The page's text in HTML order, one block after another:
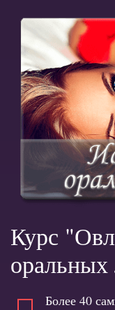
Курс
оральных
Более 40